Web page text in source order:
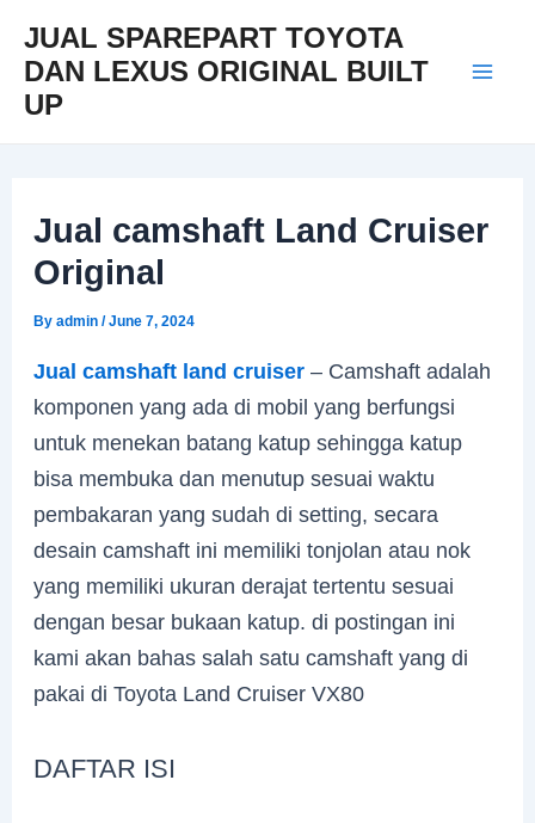
content
JUAL SPAREPART TOYOTA
DAN LEXUS ORIGINAL BUILT
UP
Jual camshaft Land Cruiser
Original
Byadmin/June 7, 2024
Jual camshaft land cruiser – Camshaft adalah
komponen yang ada di mobil yang berfungsi
untuk menekan batang katup sehingga katup
bisa membuka dan menutup sesuai waktu
pembakaran yang sudah di setting, secara
desain camshaft ini memiliki tonjolan atau nok
yang memiliki ukuran derajat tertentu sesuai
dengan besar bukaan katup. di postingan ini
kami akan bahas salah satu camshaft yang di
pakai di Toyota Land Cruiser VX80
DAFTAR ISI
navigation